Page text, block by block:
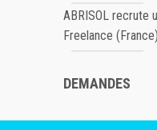
ABRISOL recrute
Freelance (France)
DEMANDES